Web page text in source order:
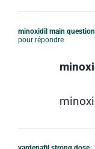
minoxidil main
pour répondre